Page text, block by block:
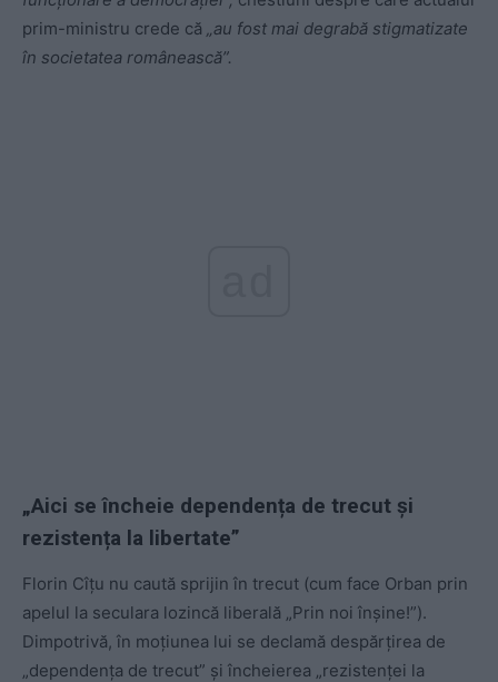
prim-ministru crede că „au fost mai degrabă stigmatizate
în societatea românească”.
„Aici se încheie dependența de trecut și
rezistența la libertate”
Florin Cîțu nu caută sprijin în trecut (cum face Orban prin
apelul la seculara lozincă liberală „Prin noi înșine!”).
Dimpotrivă, în moțiunea lui se declamă despărțirea de
„dependența de trecut” și încheierea „rezistenței la